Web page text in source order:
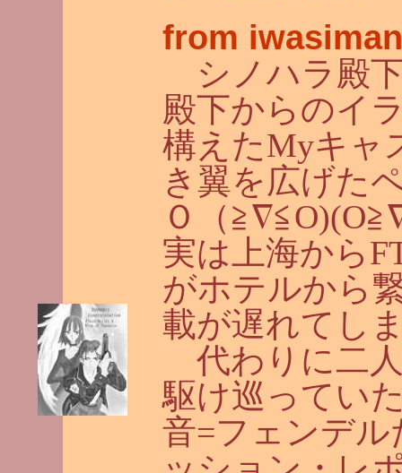
from
シノハラ殿
殿下からのイ
構えたMyキャ
き翼を広げた
Ｏ（
実は上海から
がホテルから
載が遅れてし
代わりに二
駆け巡ってい
音=フェンデ